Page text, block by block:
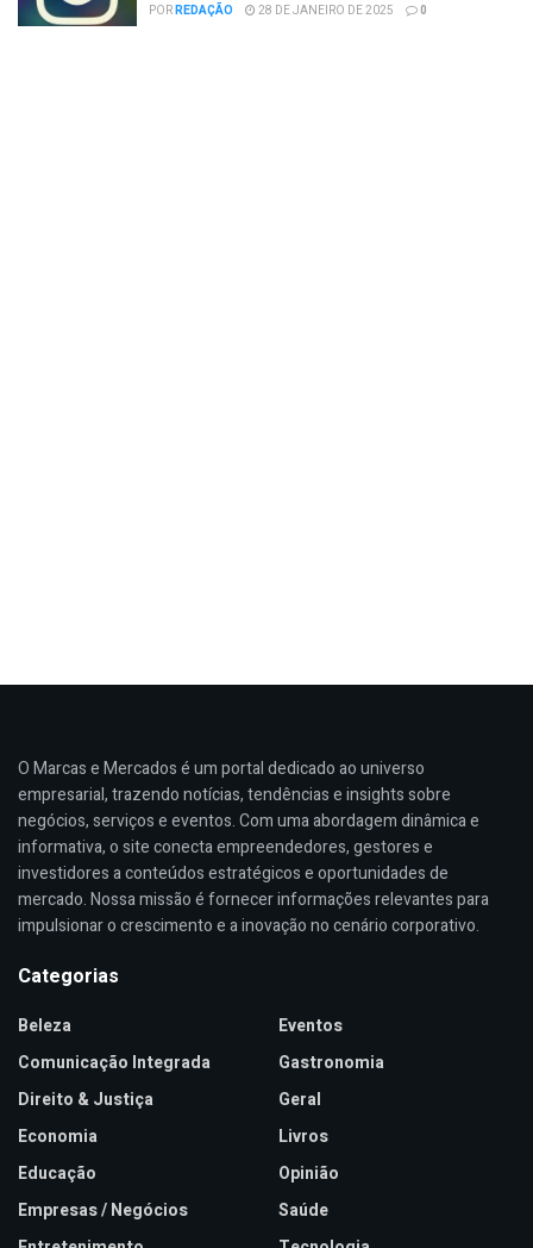
PORREDAÇÃO 28 DE JANEIRO DE 2025 0
O Marcas e Mercados é um portal dedicado ao universo
empresarial, trazendo notícias, tendências e insights sobre
negócios, serviços e eventos. Com uma abordagem dinâmica e
informativa, o site conecta empreendedores, gestores e
investidores a conteúdos estratégicos e oportunidades de
mercado. Nossa missão é fornecer informações relevantes para
impulsionar o crescimento e a inovação no cenário corporativo.
Categorias
Beleza
Comunicação Integrada
Direito & Justiça
Economia
Educação
Empresas / Negócios
Eventos
Gastronomia
Geral
Livros
Opinião
Saúde